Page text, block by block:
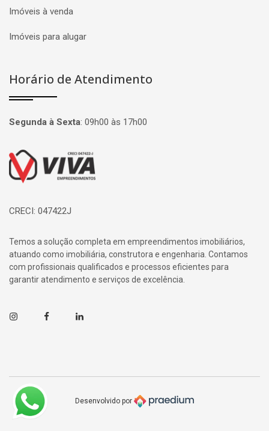
Imóveis à venda
Imóveis para alugar
Horário de Atendimento
Segunda à Sexta: 09h00 às 17h00
Página inicial
CRECI: 047422J
Temos a solução completa em empreendimentos imobiliários,
atuando como imobiliária, construtora e engenharia. Contamos
com profissionais qualificados e processos eficientes para
garantir atendimento e serviços de excelência.
InstagramFacebookLinkedin
Desenvolvido por